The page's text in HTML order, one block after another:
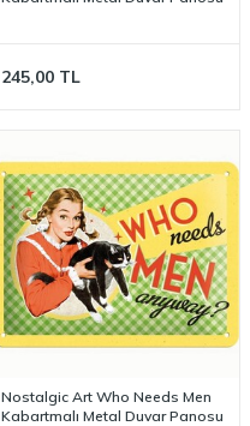
245,00 TL
Nostalgic Art Who Needs Men
Kabartmalı Metal Duvar Panosu